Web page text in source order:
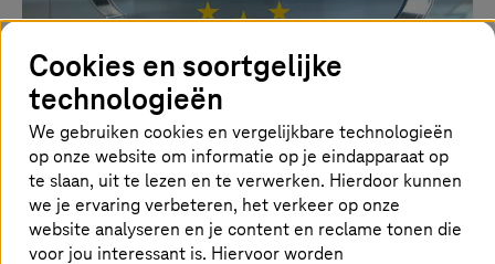
08. juli 2026 | Cloud Services
De emancipatie van Europa
Hoe het bedrijfsleven en de overheid steeds vaker
kiezen voor onafhankelijke cloudoplossingen.
Meer informatie
Cookies en soortgelijke
technologieën
We gebruiken cookies en vergelijkbare technologieën
op onze website om informatie op je eindapparaat op
te slaan, uit te lezen en te verwerken. Hierdoor kunnen
we je ervaring verbeteren, het verkeer op onze
website analyseren en je content en reclame tonen die
voor jou interessant is. Hiervoor worden